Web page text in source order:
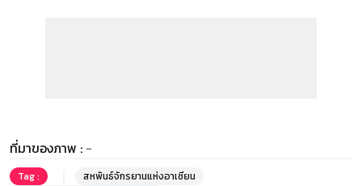
ที่มาของภาพ : -
Tag :
สหพันธ์จักรยานแห่งอาเซียน